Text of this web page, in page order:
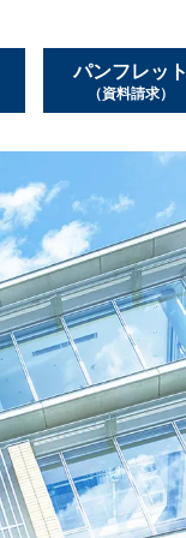
パンフレット
（資料請求）